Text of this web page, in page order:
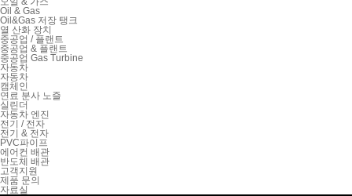
Oil & Gas
Oil&Gas 저장 탱크
열 산화 장치
중공업 / 플랜트
중공업 & 플랜트
중공업 Gas Turbine
자동차
자동차
캠체인
연료 분사 노즐
실린더
자동차 엔진
전기 / 전자
전기 & 전자
PVC파이프
에어컨 배관
반도체 배관
고객지원
제품 문의
자료실